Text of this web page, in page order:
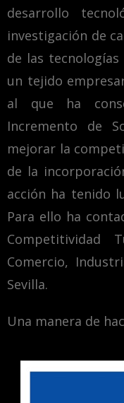
desarrollo
investigación de
de las
un tejido
al que ha
Incremento de
mejorar la
de la
acción ha tenido
Para ello ha
Competitividad
Comercio,
Sevilla.
Una manera de